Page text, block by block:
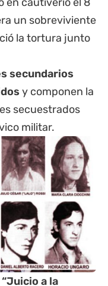
un sobreviviente
la tortura junto
secundarios
y componen la
secuestrados
militar.
“Juicio a la